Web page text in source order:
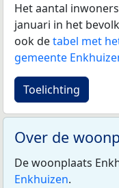
Het aantal
januari in het
ook detabel met
gemeente
Toelichting
Over de
De woonplaats
Enkhuizen.